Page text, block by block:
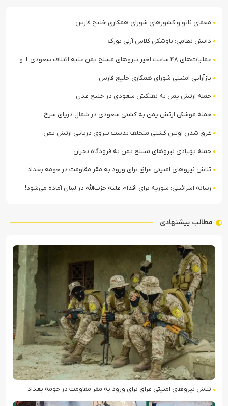
معمای ناتو و کشورهای شورای همکاری خلیج فارس
دانش نظامی: ناوشکن کلاس آرلی بورک
عملیات‌های ۴۸ ساعت اخیر نیروهای مسلح یمن علیه ائتلاف سعودی + ویدیو
بازآرایی امنیتی شورای همکاری خلیج فارس
حمله ارتش یمن به نفتکش سعودی در خلیج عدن
حمله موشکی ارتش یمن به کشتی سعودی در شمال دریای سرخ
غرق شدن اولین کشتی متخلف بدست نیروی دریایی ارتش یمن
حمله پهپادی نیروهای مسلح یمن به فرودگاه نجران
تلاش نیروهای امنیتی عراق برای ورود به مقر مقاومت در حومه بغداد
رسانه اسرائیلی: سوریه برای اقدام علیه حزب‌الله در لبنان آماده می‌شود!
مطالب پیشنهادی
تلاش نیروهای امنیتی عراق برای ورود به مقر مقاومت در حومه بغداد